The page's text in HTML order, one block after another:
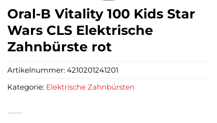
Oral-B Vitality 100 Kids Star
Wars CLS Elektrische
Zahnbürste rot
Artikelnummer: 4210201241201
Kategorie: Elektrische Zahnbürsten